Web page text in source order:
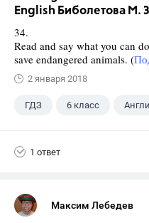
English Биболетова М.
34.
Read and say what you can
save endangered animals. (
2 января 2018
ГДЗ 6 класс
1 ответ
Максим Лебедев